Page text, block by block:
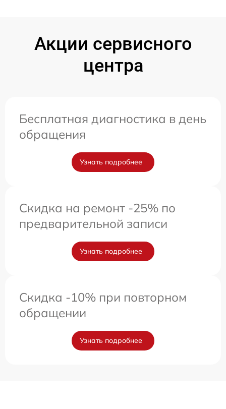
Акции сервисного
центра
Бесплатная диагностика в день
обращения
Узнать подробнее
Скидка на ремонт -25% по
предварительной записи
Узнать подробнее
Скидка -10% при повторном
обращении
Узнать подробнее